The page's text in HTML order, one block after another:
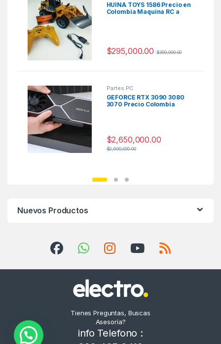
HUINA TOYS 1586 Precio en
Colombia Maquina RC a
$295,000.00 $350,000.00
Partes PC
GEFORCE RTX 3090 3080
3070 Precio Colombia
$2,650,000.00
$2,900,000.00
Nuevos Productos
Tienes Preguntas, Buscas
Asesoría?
info Telefono :